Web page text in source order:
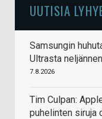
UUTISIA
Samsungin
Ultrasta
7.8.2026
Tim Culpan:
puhelinten siruja